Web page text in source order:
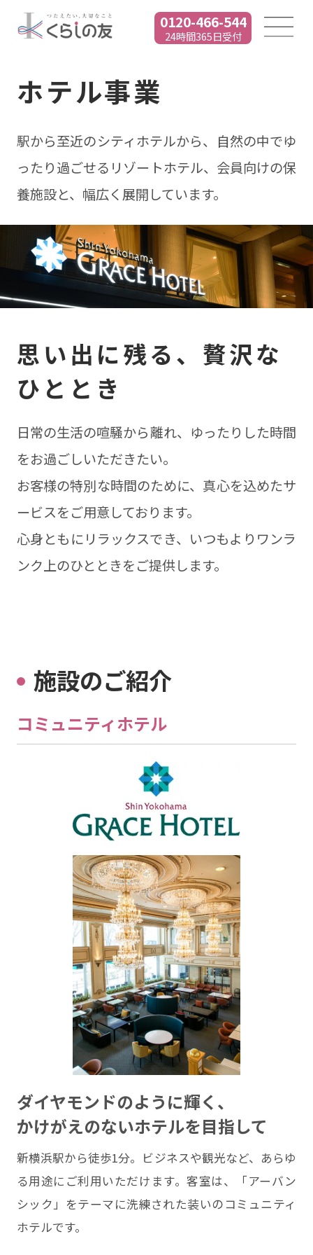
0120-466-544
24時間365日受付
ホテル事業
駅から至近のシティホテルから、自然の中でゆ
ったり過ごせるリゾートホテル、 会員向けの保
養施設と、幅広く展開しています。
思い出に残る、贅沢な
ひととき
⽇常の⽣活の喧騒から離れ、ゆったりした時間
をお過ごしいただきたい。
お客様の特別な時間のために、真⼼を込めたサ
ービスをご⽤意しております。
⼼⾝ともにリラックスでき、いつもよりワンラ
ンク上のひとときをご提供します。
施設のご紹介
コミュニティホテル
ダイヤモンドのように輝く、
かけがえのないホテルを目指して
新横浜駅から徒歩1分。ビジネスや観光など、あらゆ
る用途にご利用いただけます。客室は、「アーバン
シック」をテーマに洗練された装いのコミュニティ
ホテルです。